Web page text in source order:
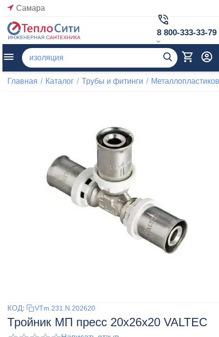
Самара
8 800-333-33-79
Главная / Каталог / Трубы и фитинги /
КОД: VTm.231.N.202620
Тройник МП пресс 20x26x20 VALTEC